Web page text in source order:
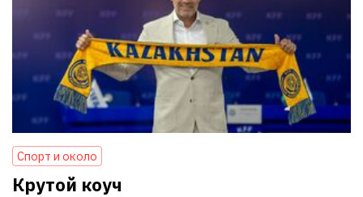
Спорт и около
Крутой коуч